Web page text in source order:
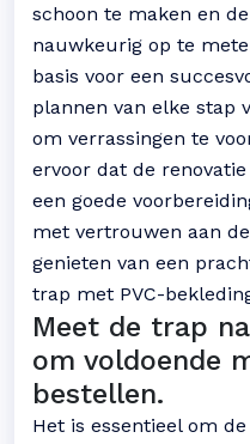
schoon te maken en
nauwkeurig op te
basis voor een
plannen van elke stap
om verrassingen te
ervoor dat de
een goede
met vertrouwen aan
genieten van een
trap met PVC-
Meet de trap
om voldoende
bestellen.
Het is essentieel om